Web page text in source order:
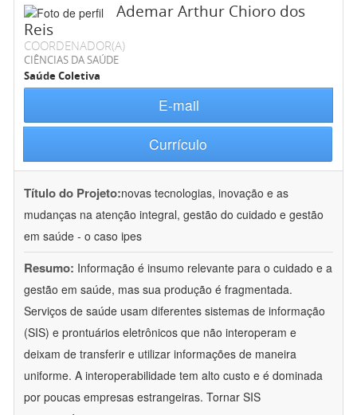
Ademar Arthur Chioro dos
Reis
COORDENADOR(A)
CIÊNCIAS DA SAÚDE
Saúde Coletiva
E-mail
Currículo
Título do Projeto:novas tecnologias, inovação e as
mudanças na atenção integral, gestão do cuidado e gestão
em saúde - o caso ipes
Resumo: Informação é insumo relevante para o cuidado e a
gestão em saúde, mas sua produção é fragmentada.
Serviços de saúde usam diferentes sistemas de informação
(SIS) e prontuários eletrônicos que não interoperam e
deixam de transferir e utilizar informações de maneira
uniforme. A interoperabilidade tem alto custo e é dominada
por poucas empresas estrangeiras. Tornar SIS